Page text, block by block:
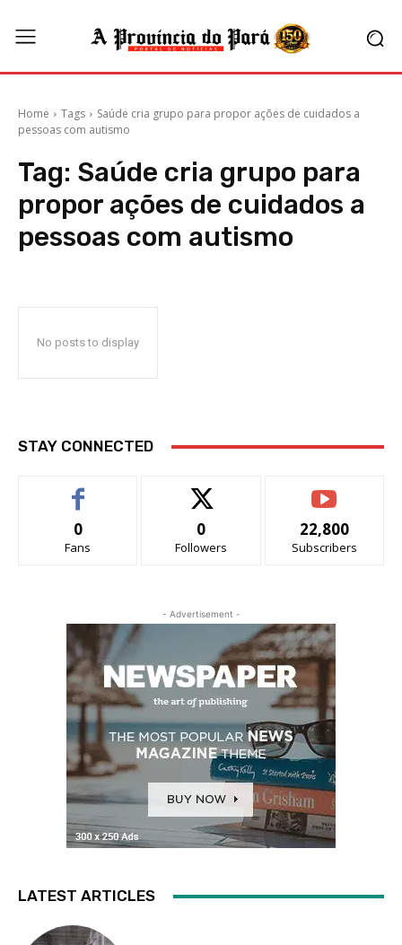
Home Tags
Saúde cria grupo para propor ações de cuidados a
pessoas com autismo
Tag: Saúde cria grupo para
propor ações de cuidados a
pessoas com autismo
No posts to display
STAY CONNECTED
0
Fans
0
Followers
22,800
Subscribers
- Advertisement -
LATEST ARTICLES